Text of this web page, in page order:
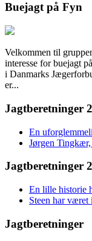
Buejagt på Fyn
Velkommen til
interesse for buejagt
i Danmarks
er...
Jagtberetninger
En
Jørgen
Jagtberetninger
En lille historie
Steen har været
Jagtberetninger